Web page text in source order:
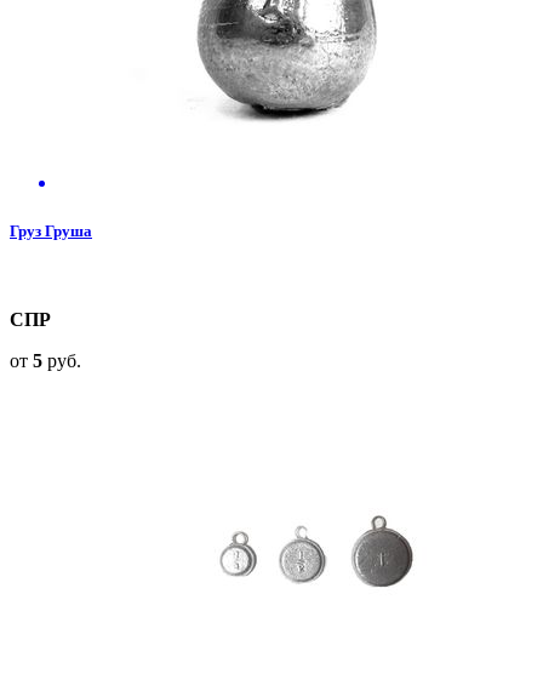
Груз Груша
СПР
от 5 руб.